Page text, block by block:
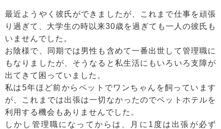
最近ようやく彼氏ができましたが、これまで仕事を頑張
り過ぎて、大学生の時以来30歳を過ぎても一人の彼氏も
いませんでした。
お陰様で、同期では男性も含めて一番出世して管理職に
もなりましたが、そうなると私生活にもいろいろ支障が
出てきて困っていました。
私は5年ほど前からペットでワンちゃんを飼っています
が、これまでは出張は一切なかったのでペットホテルを
利用する機会もありませんでした。
しかし管理職になってからは、月に1度は出張が必ず